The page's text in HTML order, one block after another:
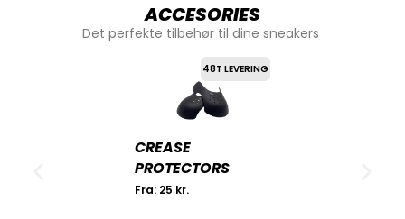
ACCESORIES
Det perfekte tilbehør til dine sneakers
48T LEVERING
CREASE
PROTECTORS
Fra: 25 kr.